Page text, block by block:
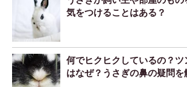
気をつけることはある？
何でヒクヒクしているの？
はなぜ？うさぎの鼻の疑問を